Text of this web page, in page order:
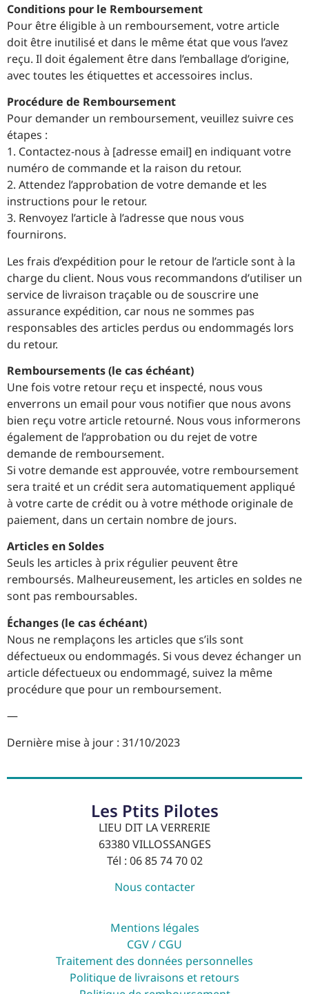
Conditions pour le Remboursement
Pour être éligible à un remboursement, votre article
doit être inutilisé et dans le même état que vous l’avez
reçu. Il doit également être dans l’emballage d’origine,
avec toutes les étiquettes et accessoires inclus.
Procédure de Remboursement
Pour demander un remboursement, veuillez suivre ces
étapes :
1. Contactez-nous à [adresse email] en indiquant votre
numéro de commande et la raison du retour.
2. Attendez l’approbation de votre demande et les
instructions pour le retour.
3. Renvoyez l’article à l’adresse que nous vous
fournirons.
Les frais d’expédition pour le retour de l’article sont à la
charge du client. Nous vous recommandons d’utiliser un
service de livraison traçable ou de souscrire une
assurance expédition, car nous ne sommes pas
responsables des articles perdus ou endommagés lors
du retour.
Remboursements (le cas échéant)
Une fois votre retour reçu et inspecté, nous vous
enverrons un email pour vous notifier que nous avons
bien reçu votre article retourné. Nous vous informerons
également de l’approbation ou du rejet de votre
demande de remboursement.
Si votre demande est approuvée, votre remboursement
sera traité et un crédit sera automatiquement appliqué
à votre carte de crédit ou à votre méthode originale de
paiement, dans un certain nombre de jours.
Articles en Soldes
Seuls les articles à prix régulier peuvent être
remboursés. Malheureusement, les articles en soldes ne
sont pas remboursables.
Échanges (le cas échéant)
Nous ne remplaçons les articles que s’ils sont
défectueux ou endommagés. Si vous devez échanger un
article défectueux ou endommagé, suivez la même
procédure que pour un remboursement.
—
Dernière mise à jour : 31/10/2023
Les Ptits Pilotes
LIEU DIT LA VERRERIE
63380 VILLOSSANGES
Tél : 06 85 74 70 02
Nous contacter
Mentions légales
CGV/ CGU
Traitement des données personnelles
Politique de livraisons et retours